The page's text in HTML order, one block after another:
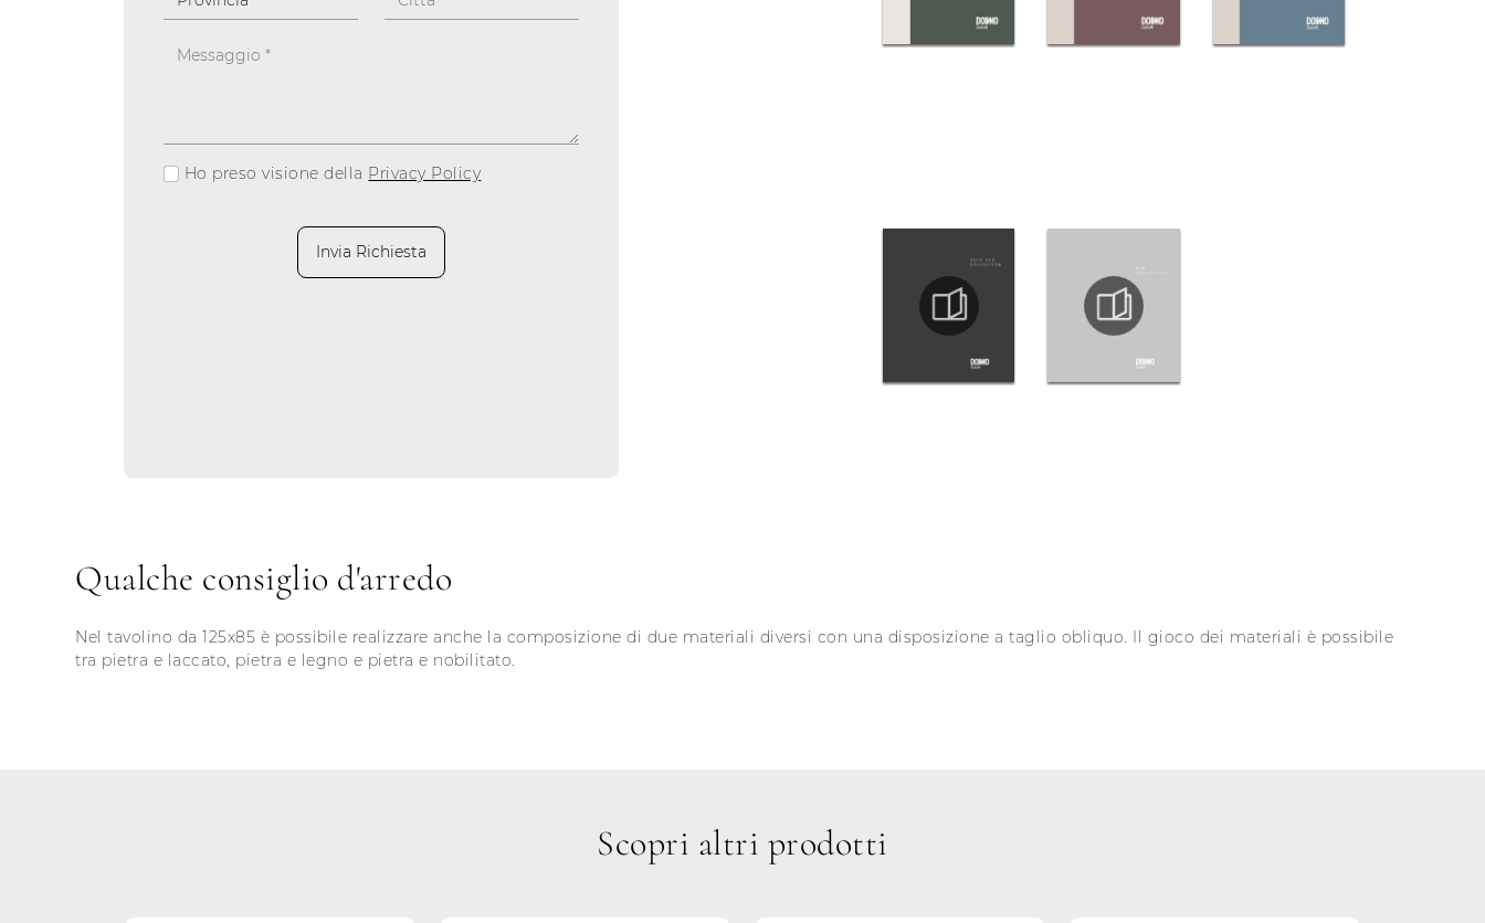
Qualche consiglio d'arredo
Nel tavolino da 125x85 è possibile realizzare anche la composizione di due materiali diversi con una disposizione a taglio obliquo. Il gioco dei materiali è possibile
tra pietra e laccato, pietra e legno e pietra e nobilitato.
Ho preso visione della Privacy Policy
Invia Richiesta
Scopri altri prodotti